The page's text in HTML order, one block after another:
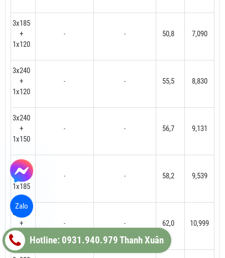
3x185
+
1x120
- - 50,8 7,090
3x240
+
1x120
- - 55,5 8,830
3x240
+
1x150
- - 56,7 9,131
3x240
+
1x185
- - 58,2 9,539
3x300
+
1x150
- - 62,0 10,999
Hotline: 0931.940.979 Thanh Xuân
Zalo